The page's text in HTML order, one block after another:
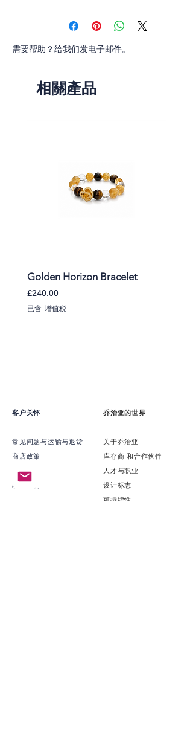
量。 5 毫米 x 3、6 毫米 x 2。
米、10-11 毫米。
需要帮助？给我们发电子邮件。
相關產品
Golden Horizon Bracelet
價格
£240.00
已含 增值税
價格
£220.00
客户关怀
常见问题与运输与退货
商店政策
礼物卡
联系我们
乔治亚的世界
关于乔治亚
​库存商 和合作伙伴
​人才与职业
​设计标志
可持续性